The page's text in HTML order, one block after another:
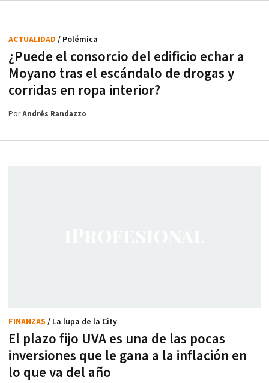
¿Puede el consorcio del edificio echar a
Moyano tras el escándalo de drogas y
corridas en ropa interior?
ACTUALIDAD / Polémica
PorAndrés Randazzo
El plazo fijo UVA es una de las pocas
inversiones que le gana a la inflación en
lo que va del año
FINANZAS / La lupa de la City